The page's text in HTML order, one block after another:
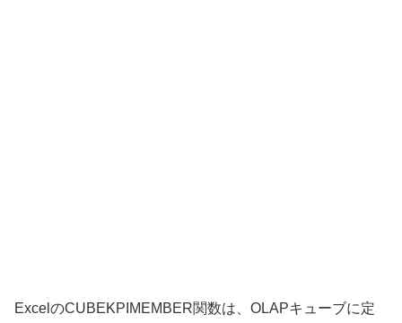
ExcelのCUBEKPIMEMBER関数は、OLAPキューブに定